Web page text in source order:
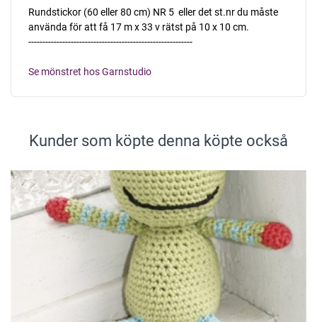
Rundstickor (60 eller 80 cm) NR 5  eller det st.nr du måste
använda för att få 17 m x 33 v rätst på 10 x 10 cm.
----------------------------------------------------------
Se mönstret hos Garnstudio
Kunder som köpte denna köpte också